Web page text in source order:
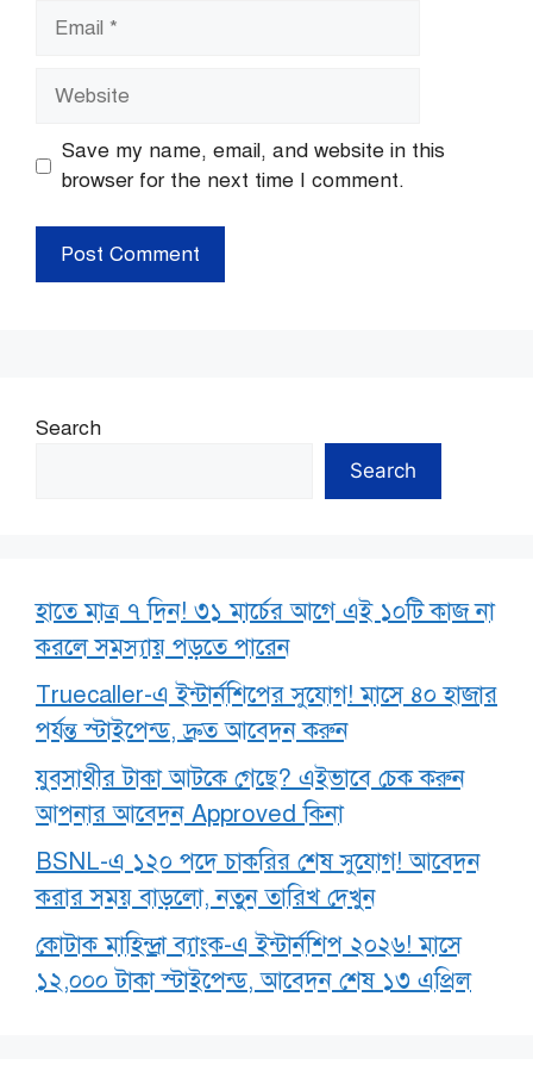
Email
Website
Save my name, email, and website in this
browser for the next time I comment.
Search
Search
হাতে মাত্র ৭ দিন! ৩১ মার্চের আগে এই ১০টি কাজ না
করলে সমস্যায় পড়তে পারেন
Truecaller-এ ইন্টার্নশিপের সুযোগ! মাসে ৪০ হাজার
পর্যন্ত স্টাইপেন্ড, দ্রুত আবেদন করুন
যুবসাথীর টাকা আটকে গেছে? এইভাবে চেক করুন
আপনার আবেদন Approved কিনা
BSNL-এ ১২০ পদে চাকরির শেষ সুযোগ! আবেদন
করার সময় বাড়লো, নতুন তারিখ দেখুন
কোটাক মাহিন্দ্রা ব্যাংক-এ ইন্টার্নশিপ ২০২৬! মাসে
১২,০০০ টাকা স্টাইপেন্ড, আবেদন শেষ ১৩ এপ্রিল